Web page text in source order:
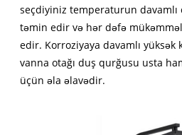
seçdiyiniz temperaturun davamlı
təmin edir və hər dəfə
edir. Korroziyaya davamlı
vanna otağı duş qurğusu usta
üçün əla əlavədir.